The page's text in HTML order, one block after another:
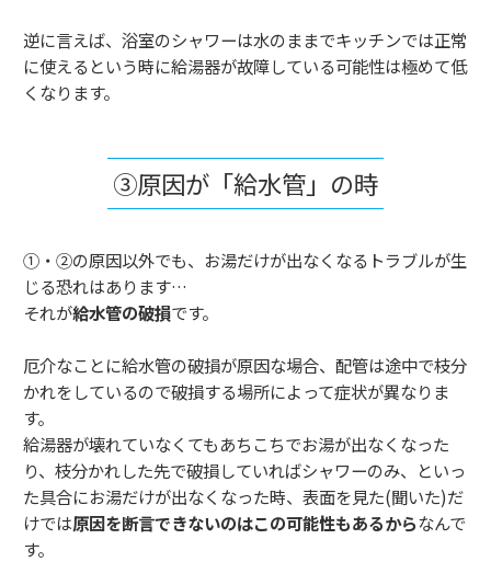
逆に言えば、浴室のシャワーは水のままでキッチンでは正常
に使えるという時に給湯器が故障している可能性は極めて低
くなります。
③原因が「給水管」の時
①・②の原因以外でも、お湯だけが出なくなるトラブルが生
じる恐れはあります…
それが給水管の破損です。
厄介なことに給水管の破損が原因な場合、配管は途中で枝分
かれをしているので破損する場所によって症状が異なりま
す。
給湯器が壊れていなくてもあちこちでお湯が出なくなった
り、枝分かれした先で破損していればシャワーのみ、といっ
た具合にお湯だけが出なくなった時、表面を見た(聞いた)だ
けでは原因を断言できないのはこの可能性もあるからなんで
す。